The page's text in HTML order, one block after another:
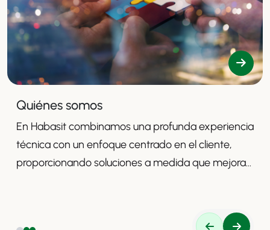
Quiénes somos
En Habasit combinamos una profunda experiencia
técnica con un enfoque centrado en el cliente,
proporcionando soluciones a medida que mejoran